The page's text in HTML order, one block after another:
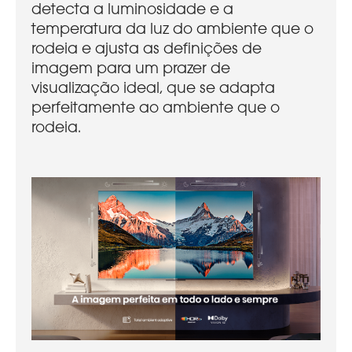
detecta a luminosidade e a
temperatura da luz do ambiente que o
rodeia e ajusta as definições de
imagem para um prazer de
visualização ideal, que se adapta
perfeitamente ao ambiente que o
rodeia.